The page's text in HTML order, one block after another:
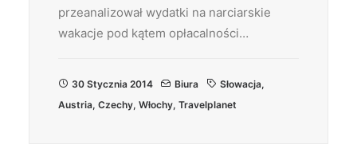
przeanalizował wydatki na narciarskie
wakacje pod kątem opłacalności…
30 Stycznia 2014 Biura Słowacja,
Austria, Czechy, Włochy, Travelplanet